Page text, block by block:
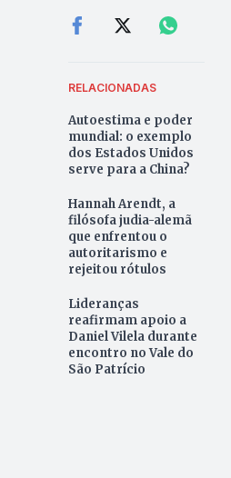
RELACIONADAS
Autoestima e poder
mundial: o exemplo
dos Estados Unidos
serve para a China?
Hannah Arendt, a
filósofa judia-alemã
que enfrentou o
autoritarismo e
rejeitou rótulos
Lideranças
reafirmam apoio a
Daniel Vilela durante
encontro no Vale do
São Patrício